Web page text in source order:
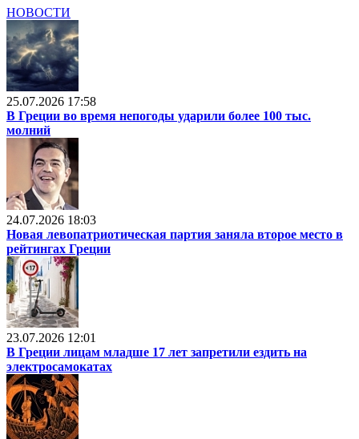
НОВОСТИ
25.07.2026 17:58
В Греции во время непогоды ударили более 100 тыс.
молний
24.07.2026 18:03
Новая левопатриотическая партия заняла второе место в
рейтингах Греции
23.07.2026 12:01
В Греции лицам младше 17 лет запретили ездить на
электросамокатах